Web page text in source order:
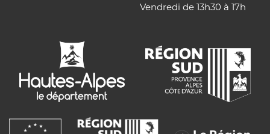
Vendredi de 13h30 à 17h